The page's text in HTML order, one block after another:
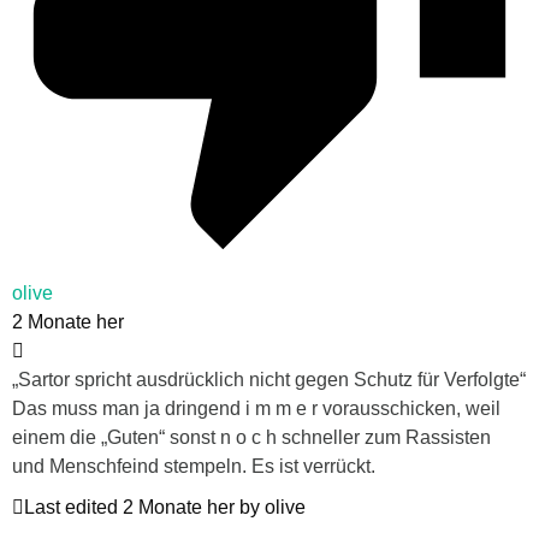
olive
2 Monate her
„Sartor spricht ausdrücklich nicht gegen Schutz für Verfolgte“
Das muss man ja dringend i m m e r vorausschicken, weil
einem die „Guten“ sonst n o c h schneller zum Rassisten
und Menschfeind stempeln. Es ist verrückt.
Last edited 2 Monate her by olive